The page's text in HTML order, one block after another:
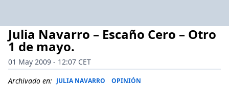
Julia Navarro – Escaño Cero – Otro
1 de mayo.
01 May 2009 - 12:07 CET
Archivado en: JULIA NAVARRO OPINIÓN